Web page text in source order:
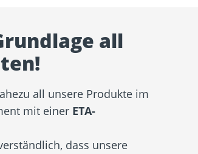
all
all unsere Produkte im
mit einer ETA-
dass unsere